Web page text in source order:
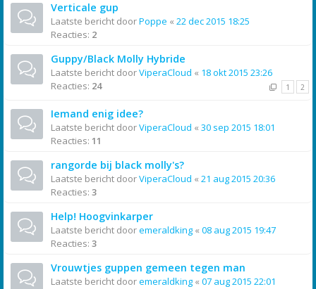
Verticale gup
Laatste bericht doorPoppe « 22 dec 2015 18:25
Reacties: 2
Guppy/Black Molly Hybride
Laatste bericht doorViperaCloud « 18 okt 2015 23:26
Reacties: 24 1 2
Iemand enig idee?
Laatste bericht doorViperaCloud « 30 sep 2015 18:01
Reacties: 11
rangorde bij black molly's?
Laatste bericht doorViperaCloud « 21 aug 2015 20:36
Reacties: 3
Help! Hoogvinkarper
Laatste bericht dooremeraldking « 08 aug 2015 19:47
Reacties: 3
Vrouwtjes guppen gemeen tegen man
Laatste bericht dooremeraldking « 07 aug 2015 22:01